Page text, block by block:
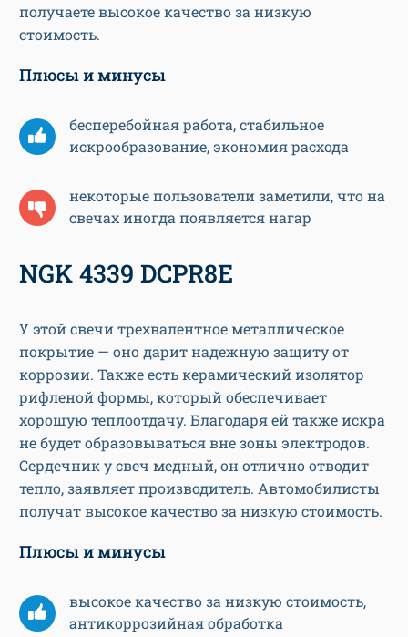
получаете высокое качество за низкую
стоимость.
Плюсы и минусы
бесперебойная работа, стабильное
искрообразование, экономия расхода
некоторые пользователи заметили, что на
свечах иногда появляется нагар
NGK 4339 DCPR8E
У этой свечи трехвалентное металлическое
покрытие — оно дарит надежную защиту от
коррозии. Также есть керамический изолятор
рифленой формы, который обеспечивает
хорошую теплоотдачу. Благодаря ей также искра
не будет образовываться вне зоны электродов.
Сердечник у свеч медный, он отлично отводит
тепло, заявляет производитель. Автомобилисты
получат высокое качество за низкую стоимость.
Плюсы и минусы
высокое качество за низкую стоимость,
антикоррозийная обработка